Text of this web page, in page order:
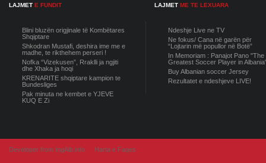
LAJMET E FUNDIT
Blini bluzën origjinale të Kombëtares
Shqiptare
Shkodran Mustafi, deshira ime me e
madhe, te rikthehem perseri !
Nofka “Vizekusen”, Rraklli ja ngjiti
dhe Xhaka ja hoqi
KRENARITE shqiptare kampion te
Bundesliges
Pak minuta ne kembet e YJEVE
KUQ E Zi
LAJMET ME TE LEXUARA
Ndeshje Live ne TV
Ne fokus/ Cana në garën për
“Lojtarin më popullor në Botë”
In Memoriam : Panajot Pano "The
Greatest Soccer Player in
Buy Albanian soccer Jersey
Rezultatet e ndeshjeve LIVE!
Developer from IngAlb.info Harta e Faqes